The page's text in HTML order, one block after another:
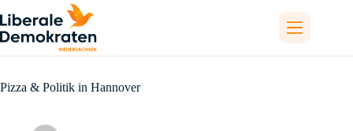
Inhalt
springen
Pizza & Politik in Hannover